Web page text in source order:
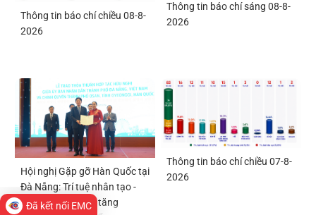
Thông tin báo chí chiều 08-8-
2026
Thông tin báo chí sáng 08-8-
2026
Hội nghị Gặp gỡ Hàn Quốc tại
Đà Nẵng: Trí tuệ nhân tạo -
Động lực mới cho tăng
Thông tin báo chí chiều 07-8-
2026
Đã kết nối EMC